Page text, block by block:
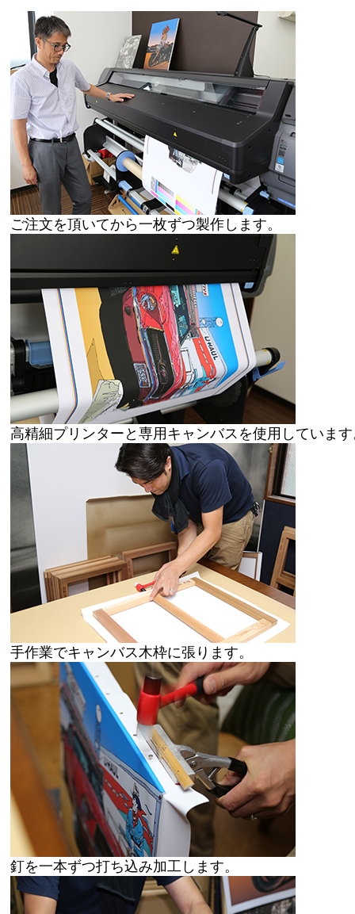
ご注文を頂いてから一枚ずつ製作します。
高精細プリンターと専用キャンバスを使用していま
手作業でキャンバス木枠に張ります。
釘を一本ずつ打ち込み加工します。